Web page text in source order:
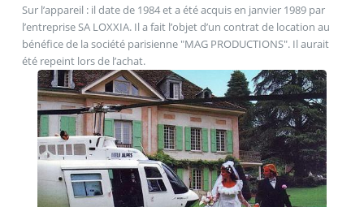
Sur l’appareil : il date de 1984 et a été acquis en janvier 1989 par
l’entreprise SA LOXXIA. Il a fait l’objet d’un contrat de location au
bénéfice de la société parisienne "MAG PRODUCTIONS". Il aurait
été repeint lors de l’achat.